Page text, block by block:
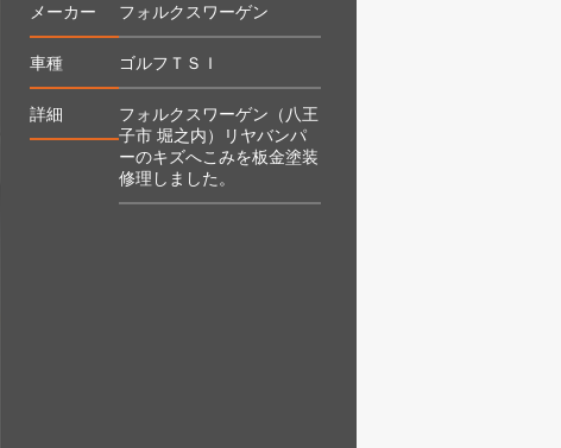
メーカー フォルクスワーゲン
車種 ゴルフＴＳＩ
詳細
フォルクスワーゲン（八王
子市 堀之内）リヤバンパ
ーのキズへこみを板金塗装
修理しました。